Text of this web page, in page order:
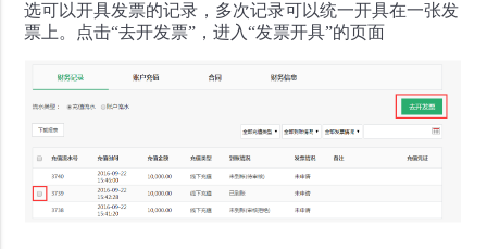
选可以开具发票的记录，多次记录可以统一开具在一张发
票上。点击“去开发票”，进入“发票开具”的页面